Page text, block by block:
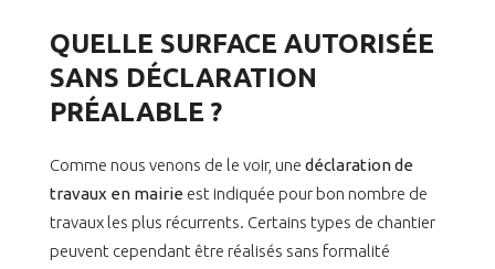
QUELLE SURFACE AUTORISÉE
SANS DÉCLARATION
PRÉALABLE ?
Comme nous venons de le voir, une déclaration de
travaux en mairie est indiquée pour bon nombre de
travaux les plus récurrents. Certains types de chantier
peuvent cependant être réalisés sans formalité